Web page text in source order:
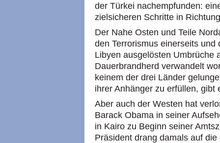
der Türkei nachempfunden:
zielsicheren Schritte in
Der Nahe Osten und Teile
den Terrorismus einerseits
Libyen ausgelösten Umbrüche
Dauerbrandherd verwandelt
keinem der drei Länder
ihrer Anhänger zu erfüllen, gibt
Aber auch der Westen hat
Barack Obama in seiner
in Kairo zu Beginn seiner
Präsident drang damals auf